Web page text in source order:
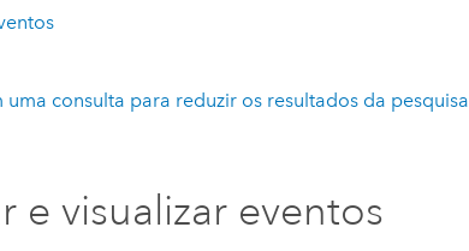
consulta para reduzir os resultados da pesquisa
e visualizar eventos